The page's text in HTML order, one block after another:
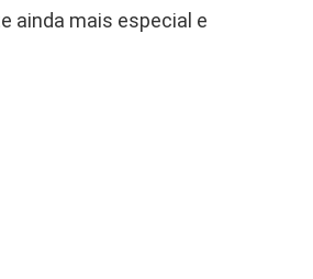
ainda mais especial e